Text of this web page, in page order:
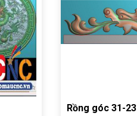
Rồng góc 31-23